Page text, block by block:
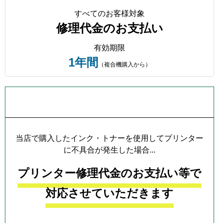
すべてのお客様対象
修理代金のお支払い
有効期限
1年間 （複合機購入から）
当店で購入したインク・トナーを使用してプリンター
に不具合が発生した場合...
プリンター修理代金のお支払い等で
対応させていただきます